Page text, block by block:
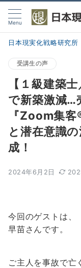
Menu
日本現実化戦略研究所
受講生の声
【１級建築
で新築激減…
『Zoom集
と潜在意識
成！
2024年6月2日
今回のゲストは、
早苗さんです。
ご主人を事故で亡